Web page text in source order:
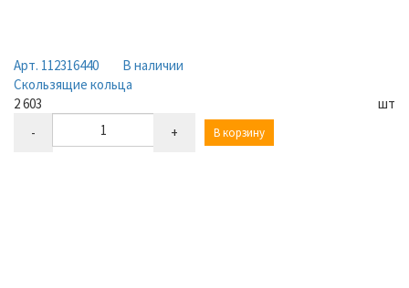
Арт. 112316440
В наличии
Скользящие кольца
2 603
шт
-
+ В корзину